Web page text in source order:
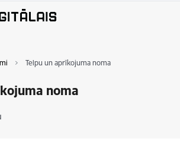
Telpu un aprīkojuma noma
noma